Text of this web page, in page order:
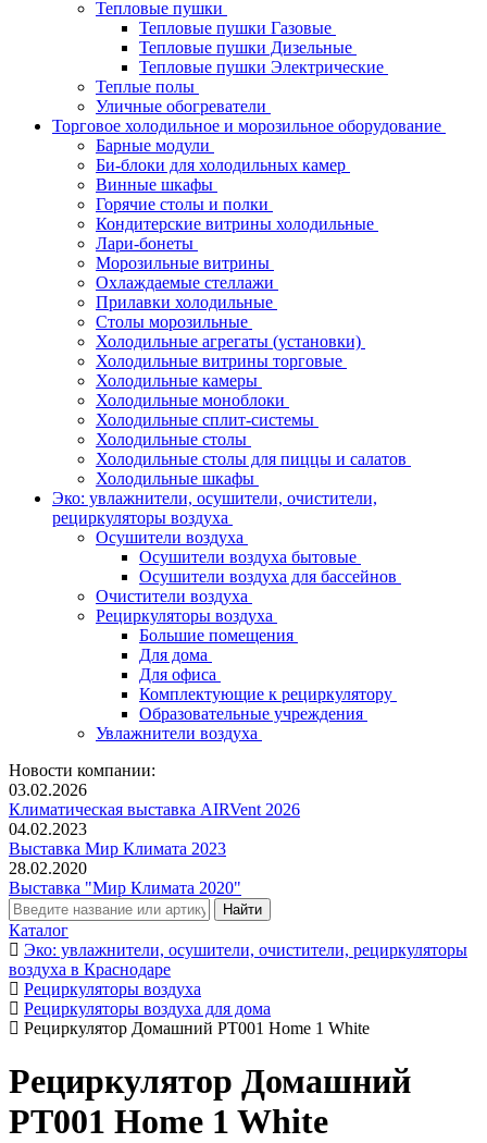
Тепловые пушки
Тепловые пушки Газовые
Тепловые пушки Дизельные
Тепловые пушки Электрические
Теплые полы
Уличные обогреватели
Торговое холодильное и морозильное оборудование
Барные модули
Би-блоки для холодильных камер
Винные шкафы
Горячие столы и полки
Кондитерские витрины холодильные
Лари-бонеты
Морозильные витрины
Охлаждаемые стеллажи
Прилавки холодильные
Столы морозильные
Холодильные агрегаты (установки)
Холодильные витрины торговые
Холодильные камеры
Холодильные моноблоки
Холодильные сплит-системы
Холодильные столы
Холодильные столы для пиццы и салатов
Холодильные шкафы
Эко: увлажнители, осушители, очистители,
рециркуляторы воздуха
Осушители воздуха
Осушители воздуха бытовые
Осушители воздуха для бассейнов
Очистители воздуха
Рециркуляторы воздуха
Большие помещения
Для дома
Для офиса
Комплектующие к рециркулятору
Образовательные учреждения
Увлажнители воздуха
Новости компании:
03.02.2026
Климатическая выставка AIRVent 2026
04.02.2023
Выставка Мир Климата 2023
28.02.2020
Выставка "Мир Климата 2020"
Каталог
Эко: увлажнители, осушители, очистители, рециркуляторы
воздуха в Краснодаре
Рециркуляторы воздуха
Рециркуляторы воздуха для дома
Рециркулятор Домашний РТ001 Home 1 White
Рециркулятор Домашний
РТ001 Home 1 White